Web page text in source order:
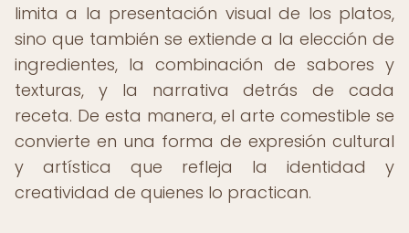
limita a la presentación visual de los platos,
sino que también se extiende a la elección de
ingredientes, la combinación de sabores y
texturas, y la narrativa detrás de cada
receta. De esta manera, el arte comestible se
convierte en una forma de expresión cultural
y artística que refleja la identidad y
creatividad de quienes lo practican.